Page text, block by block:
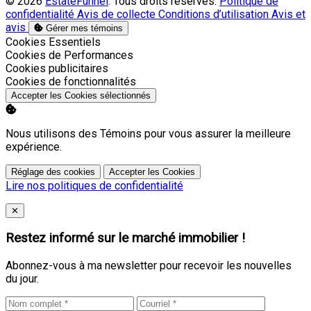
confidentialité Avis de collecte Conditions d’utilisation Avis et
avis
Gérer mes témoins
Activer
Cookies Essentiels
Activer
Cookies de Performances
Activer
Cookies publicitaires
Activer
Cookies de fonctionnalités
Accepter les Cookies sélectionnés
Nous utilisons des Témoins pour vous assurer la meilleure
expérience.
Réglage des cookies Accepter les Cookies
Lire nos politiques de confidentialité
Close
✕
Restez informé sur le marché immobilier !
Abonnez-vous à ma newsletter pour recevoir les nouvelles
du jour.